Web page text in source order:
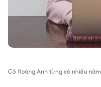
Cô Hoàng Anh từng có nhiều